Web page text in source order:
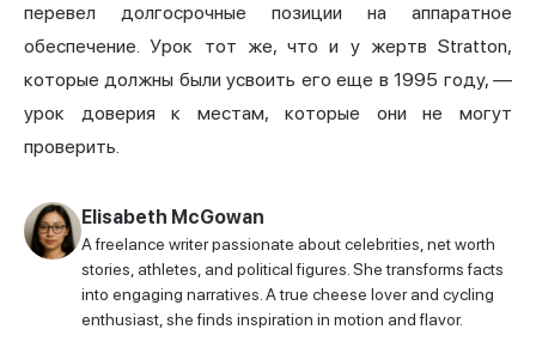
перевел долгосрочные позиции на аппаратное
обеспечение. Урок тот же, что и у жертв Stratton,
которые должны были усвоить его еще в 1995 году, —
урок доверия к местам, которые они не могут
проверить.
Elisabeth McGowan
A freelance writer passionate about celebrities, net worth
stories, athletes, and political figures. She transforms facts
into engaging narratives. A true cheese lover and cycling
enthusiast, she finds inspiration in motion and flavor.